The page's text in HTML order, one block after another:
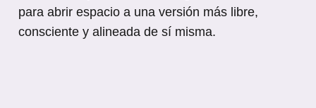
para abrir espacio a una versión más libre,
consciente y alineada de sí misma.